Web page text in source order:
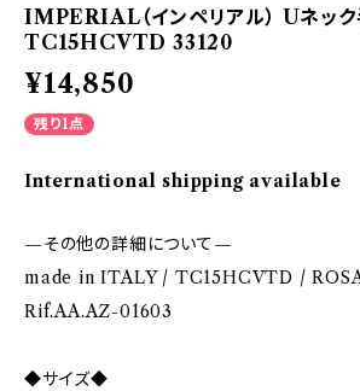
IMPERIAL（インペリアル） Uネッ
TC15HCVTD 33120
¥14,850
残り1点
International shipping available
—その他の詳細について—
made in ITALY / TC15HCVTD /
Rif.AA.AZ-01603
◆サイズ◆